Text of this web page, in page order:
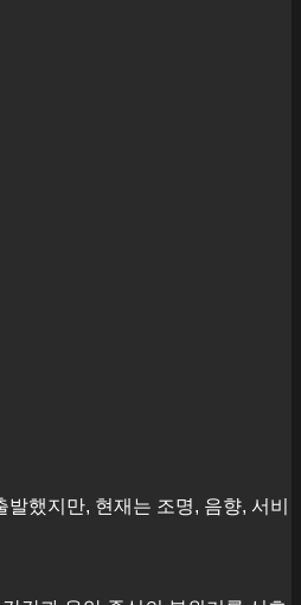
했지만, 현재는 조명, 음향, 서비